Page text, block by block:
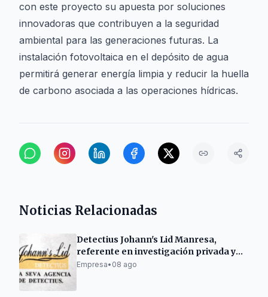
con este proyecto su apuesta por soluciones
innovadoras que contribuyen a la seguridad
ambiental para las generaciones futuras. La
instalación fotovoltaica en el depósito de agua
permitirá generar energía limpia y reducir la huella
de carbono asociada a las operaciones hídricas.
Noticias Relacionadas
Detectius Johann's Lid Manresa,
referente en investigación privada y
criminología
Empresa• 08 ago